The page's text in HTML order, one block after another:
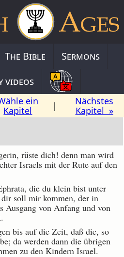
The Bible
Sermons
videos
ein
Kapitel
|
Nächstes
Kapitel »
rüste dich! denn man wird
Israels mit der Rute auf den
die du klein bist unter
dir soll mir kommen, der in
Ausgang von Anfang und von
bis auf die Zeit, daß die, so
da werden dann die übrigen
zu den Kindern Israel.